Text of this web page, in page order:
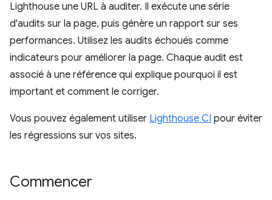
Lighthouse une URL à auditer. Il exécute une série
d'audits sur la page, puis génère un rapport sur ses
performances. Utilisez les audits échoués comme
indicateurs pour améliorer la page. Chaque audit est
associé à une référence qui explique pourquoi il est
important et comment le corriger.
Vous pouvez également utiliser Lighthouse CI pour éviter
les régressions sur vos sites.
Commencer